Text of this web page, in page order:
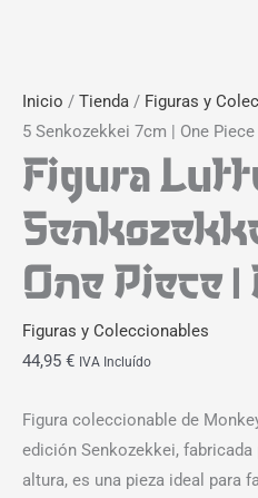
Inicio / Tienda / Figuras y
5 Senkozekkei 7cm | One
Figura
One Piece
Figuras y Coleccionables
44,95 € IVA Incluído
Figura coleccionable de
edición Senkozekkei,
altura, es una pieza ideal para